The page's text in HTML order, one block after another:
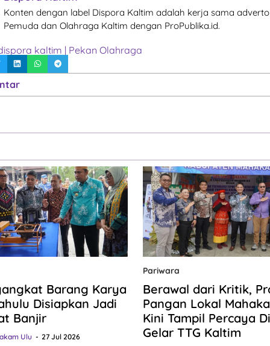
Konten dengan label Dispora Kaltim adalah kerja sama
Pemuda dan Olahraga Kaltim dengan ProPublika.id.
kaltim | Pekan Olahraga
Barang Karya
Disiapkan Jadi
Banjir
Ulu 27 Jul 2026
Pariwara
Berawal dari Kritik,
Pangan Lokal
Kini Tampil Percaya
Gelar TTG Kaltim